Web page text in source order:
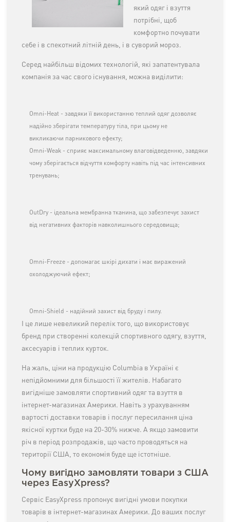
який одяг і взуття
потрібні, щоб
комфортно почувати
себе і в спекотний літній день, і в суворий мороз.
Серед найбільш відомих технологій, які запатентувала
компанія за час свого існування, можна виділити:
Omni-Heat - завдяки її використанню теплий одяг дозволяє
надійно зберігати температуру тіла, при цьому не
викликаючи парникового ефекту;
Omni-Weak - сприяє максимальному влаговідведенню, завдяки
чому зберігається відчуття комфорту навіть під час інтенсивних
тренувань;
OutDry - ідеальна мембранна тканина, що забезпечує захист
від негативних факторів навколишнього середовища;
Omni-Freeze - допомагає шкірі дихати і має виражений
охолоджуючий ефект;
Omni-Shield - надійний захист від бруду і пилу.
І це лише невеликий перелік того, що використовує
бренд при створенні колекцій спортивного одягу, взуття,
аксесуарів і теплих курток.
На жаль, ціни на продукцію Columbia в Україні є
непідйомними для більшості її жителів. Набагато
вигідніше замовляти спортивний одяг та взуття в
інтернет-магазинах Америки. Навіть з урахуванням
вартості доставки товарів і послуг пересилання ціна
якісної куртки буде на 20-30% нижче. А якщо замовити
річ в період розпродажів, що часто проводяться на
території США, то економія буде ще істотніше.
Чому вигідно замовляти товари з США
через EasyXpress?
Сервіс EasyXpress пропонує вигідні умови покупки
товарів в інтернет-магазинах Америки. До ваших послуг